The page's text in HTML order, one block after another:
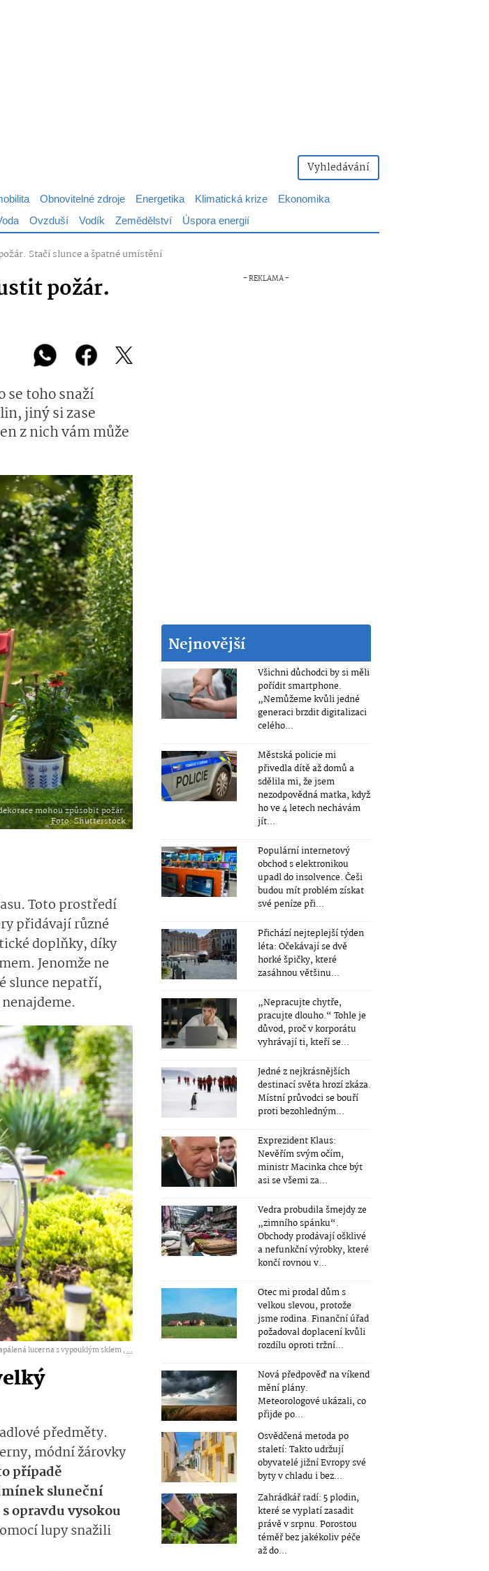
Vyhledávání
Obnovitelné zdroje Energetika Klimatická krize
Ekonomika
Ovzduší Vodík Zemědělství Úspora energií
Stačí slunce a špatné umístění
požár.
se toho snaží
jiný si zase
z nich vám může
mohou způsobit požár.
Foto: Shutterstock
Toto prostředí
přidávají různé
doplňky, díky
Jenomže ne
slunce nepatří,
lucerna s vypouklým sklem ,...
předměty.
módní žárovky
případě
sluneční
opravdu vysokou
lupy snažili
Nejnovější
Všichni důchodci by si měli
pořídit smartphone.
„Nemůžeme kvůli jedné
generaci brzdit digitalizaci
celého...
Městská policie mi
přivedla dítě až domů a
sdělila mi, že jsem
nezodpovědná matka, když
ho ve 4 letech nechávám
jít...
Populární internetový
obchod s elektronikou
upadl do insolvence. Češi
budou mít problém získat
své peníze při...
Přichází nejteplejší týden
léta: Očekávají se dvě
horké špičky, které
zasáhnou většinu...
„Nepracujte chytře,
pracujte dlouho.“ Tohle je
důvod, proč v korporátu
vyhrávají ti, kteří se...
Jedné z nejkrásnějších
destinací světa hrozí zkáza.
Místní průvodci se bouří
proti bezohledným...
Exprezident Klaus:
Nevěřím svým očím,
ministr Macinka chce být
asi se všemi za...
Vedra probudila šmejdy ze
„zimního spánku“.
Obchody prodávají ošklivé
a nefunkční výrobky, které
končí rovnou v...
Otec mi prodal dům s
velkou slevou, protože
jsme rodina. Finanční úřad
požadoval doplacení kvůli
rozdílu oproti tržní...
Nová předpověď na víkend
mění plány.
Meteorologové ukázali, co
přijde po...
Osvědčená metoda po
staletí: Takto udržují
obyvatelé jižní Evropy své
byty v chladu i bez...
Zahrádkář radí: 5 plodin,
které se vyplatí zasadit
právě v srpnu. Porostou
téměř bez jakékoliv péče
až do...